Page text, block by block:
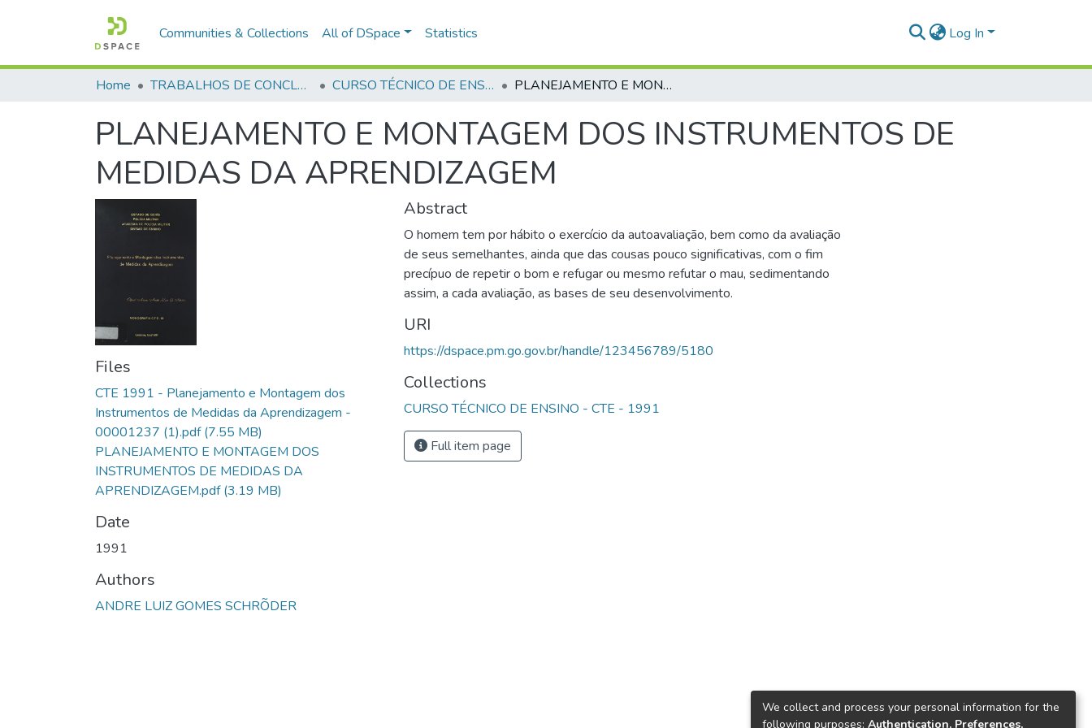
Communities & Collections All of DSpace Statistics Log In
Home TRABALHOS DE CONCLUSÃO DE CURSO - CTE (CURSO TÉCNICO DE ENSINO) CURSO TÉCNICO DE ENSINO - CTE - 1991 PLANEJAMENTO E MONTAGEM DOS INSTRUMENTOS DE MEDIDAS DA APRENDIZAGEM
PLANEJAMENTO E MONTAGEM DOS INSTRUMENTOS DE
MEDIDAS DA APRENDIZAGEM
Files
CTE 1991 - Planejamento e Montagem dos
Instrumentos de Medidas da Aprendizagem -
00001237 (1).pdf(7.55 MB)
PLANEJAMENTO E MONTAGEM DOS
INSTRUMENTOS DE MEDIDAS DA
APRENDIZAGEM.pdf(3.19 MB)
Date
1991
Authors
ANDRE LUIZ GOMES SCHRÕDER
Abstract
O homem tem por hábito o exercício da autoavaliação, bem como da avaliação
de seus semelhantes, ainda que das cousas pouco significativas, com o fim
precípuo de repetir o bom e refugar ou mesmo refutar o mau, sedimentando
assim, a cada avaliação, as bases de seu desenvolvimento.
URI
https://dspace.pm.go.gov.br/handle/123456789/5180
Collections
CURSO TÉCNICO DE ENSINO - CTE - 1991
Full item page
We collect and process your personal information for the
following purposes: Authentication, Preferences,